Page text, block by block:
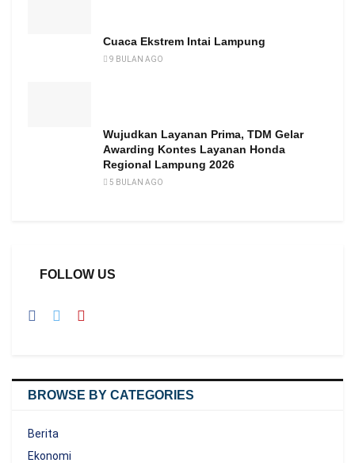
Cuaca Ekstrem Intai Lampung
9 BULAN AGO
Wujudkan Layanan Prima, TDM Gelar
Awarding Kontes Layanan Honda
Regional Lampung 2026
5 BULAN AGO
FOLLOW US
BROWSE BY CATEGORIES
Berita
Ekonomi